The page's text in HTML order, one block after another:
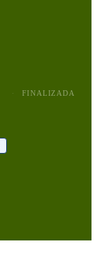
FINALIZADA